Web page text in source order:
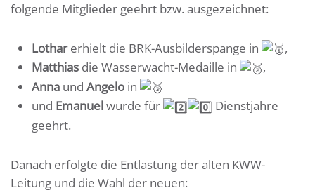
folgende Mitglieder geehrt bzw. ausgezeichnet:
Lotharerhielt die BRK-Ausbilderspange in
,
Matthias die Wasserwacht-Medaille in
,
Anna und Angelo in
und Emanuelwurde für
Dienstjahre
geehrt.
Danach erfolgte die Entlastung der alten KWW-
Leitung und die Wahl der neuen: